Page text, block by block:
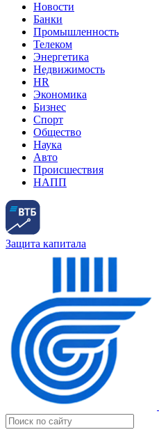
Новости
Банки
Промышленность
Телеком
Энергетика
Недвижимость
HR
Экономика
Бизнес
Спорт
Общество
Наука
Авто
Происшествия
НАПП
Защита капитала